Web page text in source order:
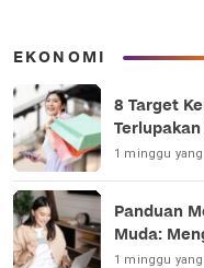
EKONOMI
8 Target
1 minggu
Panduan
Muda:
1 minggu